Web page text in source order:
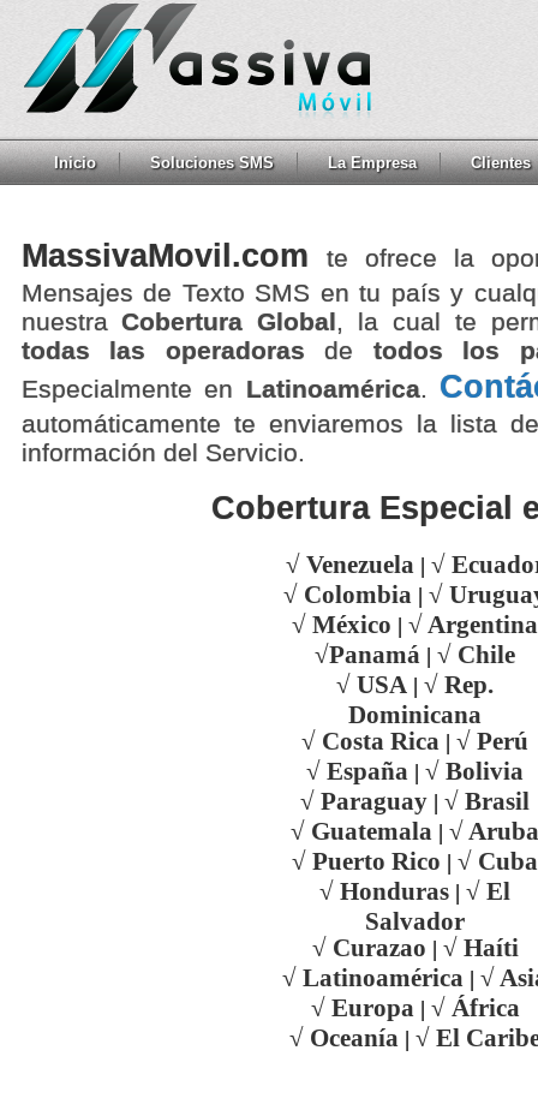
Inicio Soluciones SMS La Empresa Clientes
MassivaMovil.com
te ofrece la
Mensajes de Texto SMS en tu país y
nuestraCobertura Global, la cual te
todas las operadoras de todos los
Especialmente en Latinoamérica.
automáticamente te enviaremos la lista
información del Servicio.
Cobertura Especial
√ Venezuela | √
√ Colombia | √
√ México | √ Argentina
√Panamá | √ Chile
√ USA | √ Rep.
Dominicana
√ Costa Rica | √ Perú
√ España | √ Bolivia
√ Paraguay | √ Brasil
√ Guatemala | √ Aruba
√ Puerto Rico | √ Cuba
√ Honduras | √ El
Salvador
√ Curazao | √ Haíti
√ Latinoamérica | √
√ Europa | √ África
√ Oceanía | √ El